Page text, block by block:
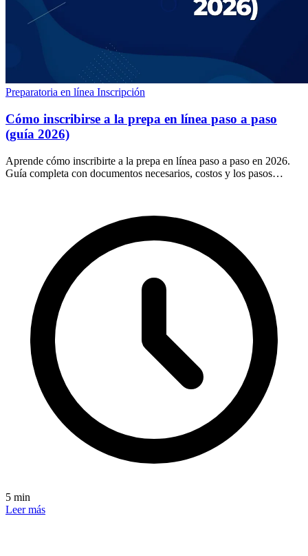
Preparatoria en línea Inscripción
Cómo inscribirse a la prepa en línea paso a paso
(guía 2026)
Aprende cómo inscribirte a la prepa en línea paso a paso en 2026.
Guía completa con documentos necesarios, costos y los pasos
5 min
Leer más